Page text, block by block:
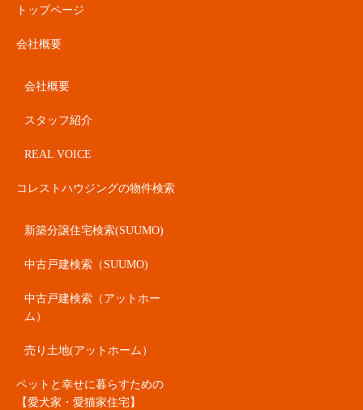
トップページ
会社概要
会社概要
スタッフ紹介
REAL VOICE
コレストハウジングの物件検索
新築分譲住宅検索(SUUMO)
中古戸建検索（SUUMO)
中古戸建検索（アットホー
ム）
売り土地(アットホーム）
ペットと幸せに暮らすための
【愛犬家・愛猫家住宅】